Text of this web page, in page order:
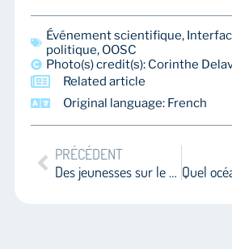
Événement scientifique,
politique, OOSC
Photo(s) credit(s): Corinthe
Related article
Original language: French
PRÉCÉDENT
Des jeunesses sur le front de mer. Manifestes de la jeunesse à l’UNOC et réceptions politiques sous forme de célébration de l’engagement